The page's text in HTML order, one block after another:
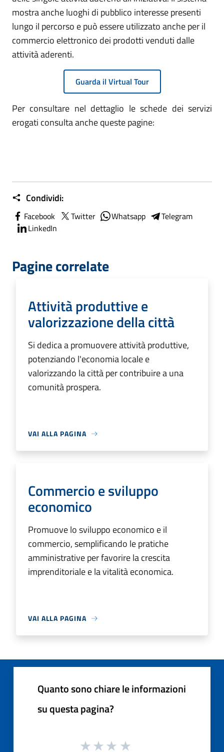
mostra anche luoghi di pubblico interesse presenti
lungo il percorso e può essere utilizzato anche per il
commercio elettronico dei prodotti venduti dalle
attività aderenti.
Guarda il Virtual Tour
Per consultare nel dettaglio le schede dei servizi
erogati consulta anche queste pagine:
Condividi:
Facebook Twitter Whatsapp
Telegram
LinkedIn
Pagine correlate
Attività produttive e
valorizzazione della città
Si dedica a promuovere attività produttive,
potenziando l'economia locale e
valorizzando la città per contribuire a una
comunità prospera.
VAI ALLA PAGINA
Commercio e sviluppo
economico
Promuove lo sviluppo economico e il
commercio, semplificando le pratiche
amministrative per favorire la crescita
imprenditoriale e la vitalità economica.
VAI ALLA PAGINA
Quanto sono chiare le informazioni
su questa pagina?